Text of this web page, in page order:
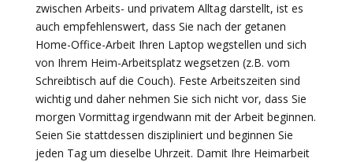
zwischen Arbeits- und privatem Alltag darstellt, ist es
auch empfehlenswert, dass Sie nach der getanen
Home-Office-Arbeit Ihren Laptop wegstellen und sich
von Ihrem Heim-Arbeitsplatz wegsetzen (z.B. vom
Schreibtisch auf die Couch). Feste Arbeitszeiten sind
wichtig und daher nehmen Sie sich nicht vor, dass Sie
morgen Vormittag irgendwann mit der Arbeit beginnen.
Seien Sie stattdessen diszipliniert und beginnen Sie
jeden Tag um dieselbe Uhrzeit. Damit Ihre Heimarbeit